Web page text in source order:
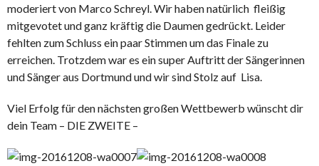
moderiert von Marco Schreyl. Wir haben natürlich fleißig
mitgevotet und ganz kräftig die Daumen gedrückt. Leider
fehlten zum Schluss ein paar Stimmen um das Finale zu
erreichen. Trotzdem war es ein super Auftritt der Sängerinnen
und Sänger aus Dortmund und wir sind Stolz auf Lisa.
Viel Erfolg für den nächsten großen Wettbewerb wünscht dir
dein Team – DIE ZWEITE –